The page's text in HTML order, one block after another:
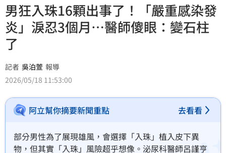
男狂入珠16顆出事了！「嚴重感染發
炎」淚忍3個月…醫師傻眼：變石柱
了
記者 吳泊萱 報導
2026/05/18 11:53:00
阿立幫你摘要新聞重點 去看看
部分男性為了展現雄風，會選擇「入珠」植入皮下異
物，但其實「入珠」風險超乎想像。泌尿科醫師呂謹亨